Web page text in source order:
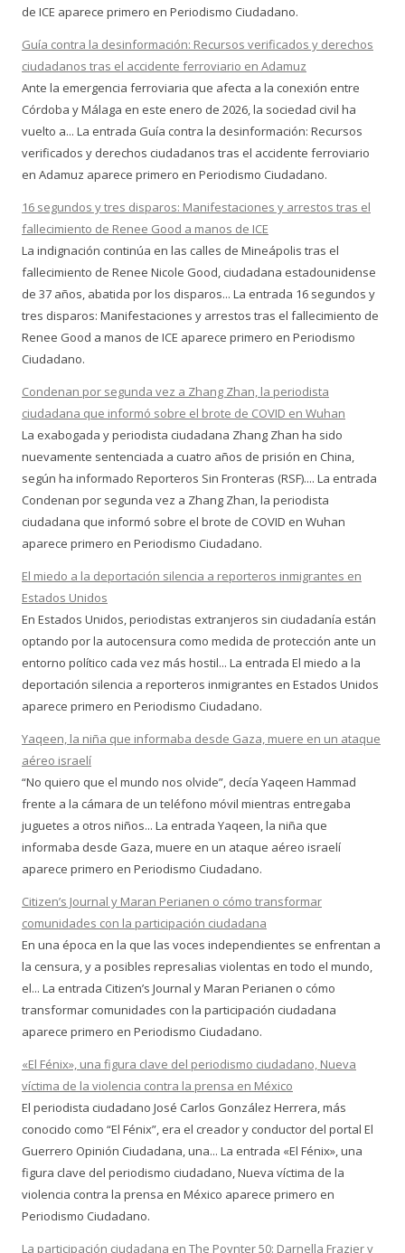
de ICE aparece primero en Periodismo Ciudadano.
Guía contra la desinformación: Recursos verificados y derechos
ciudadanos tras el accidente ferroviario en Adamuz
Ante la emergencia ferroviaria que afecta a la conexión entre
Córdoba y Málaga en este enero de 2026, la sociedad civil ha
vuelto a... La entrada Guía contra la desinformación: Recursos
verificados y derechos ciudadanos tras el accidente ferroviario
en Adamuz aparece primero en Periodismo Ciudadano.
16 segundos y tres disparos: Manifestaciones y arrestos tras el
fallecimiento de Renee Good a manos de ICE
La indignación continúa en las calles de Mineápolis tras el
fallecimiento de Renee Nicole Good, ciudadana estadounidense
de 37 años, abatida por los disparos... La entrada 16 segundos y
tres disparos: Manifestaciones y arrestos tras el fallecimiento de
Renee Good a manos de ICE aparece primero en Periodismo
Ciudadano.
Condenan por segunda vez a Zhang Zhan, la periodista
ciudadana que informó sobre el brote de COVID en Wuhan
La exabogada y periodista ciudadana Zhang Zhan ha sido
nuevamente sentenciada a cuatro años de prisión en China,
según ha informado Reporteros Sin Fronteras (RSF).... La entrada
Condenan por segunda vez a Zhang Zhan, la periodista
ciudadana que informó sobre el brote de COVID en Wuhan
aparece primero en Periodismo Ciudadano.
El miedo a la deportación silencia a reporteros inmigrantes en
Estados Unidos
En Estados Unidos, periodistas extranjeros sin ciudadanía están
optando por la autocensura como medida de protección ante un
entorno político cada vez más hostil... La entrada El miedo a la
deportación silencia a reporteros inmigrantes en Estados Unidos
aparece primero en Periodismo Ciudadano.
Yaqeen, la niña que informaba desde Gaza, muere en un ataque
aéreo israelí
“No quiero que el mundo nos olvide”, decía Yaqeen Hammad
frente a la cámara de un teléfono móvil mientras entregaba
juguetes a otros niños... La entrada Yaqeen, la niña que
informaba desde Gaza, muere en un ataque aéreo israelí
aparece primero en Periodismo Ciudadano.
Citizen’s Journal y Maran Perianen o cómo transformar
comunidades con la participación ciudadana
En una época en la que las voces independientes se enfrentan a
la censura, y a posibles represalias violentas en todo el mundo,
el... La entrada Citizen’s Journal y Maran Perianen o cómo
transformar comunidades con la participación ciudadana
aparece primero en Periodismo Ciudadano.
«El Fénix», una figura clave del periodismo ciudadano, Nueva
víctima de la violencia contra la prensa en México
El periodista ciudadano José Carlos González Herrera, más
conocido como “El Fénix”, era el creador y conductor del portal El
Guerrero Opinión Ciudadana, una... La entrada «El Fénix», una
figura clave del periodismo ciudadano, Nueva víctima de la
violencia contra la prensa en México aparece primero en
Periodismo Ciudadano.
La participación ciudadana en The Poynter 50: Darnella Frazier y